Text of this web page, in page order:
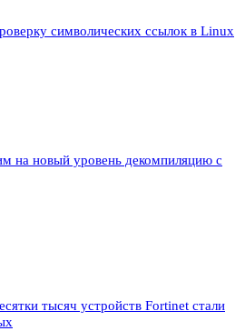
символических ссылок в Linux
на новый уровень декомпиляцию с
тысяч устройств Fortinet стали